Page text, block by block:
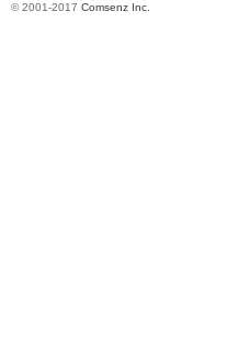
© 2001-2017 Comsenz Inc.